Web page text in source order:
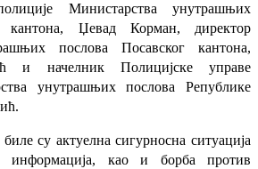
Министарства унутрашњих
кантона, Џевад Корман, директор
послова Посавског кантона,
и начелник Полицијске управе
унутрашњих послова Републике
су актуелна сигурносна ситуација
информација, као и борба против